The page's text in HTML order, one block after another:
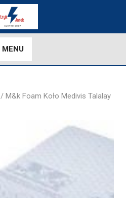
MENU
/ M&k Foam Koło Medivis Talalay